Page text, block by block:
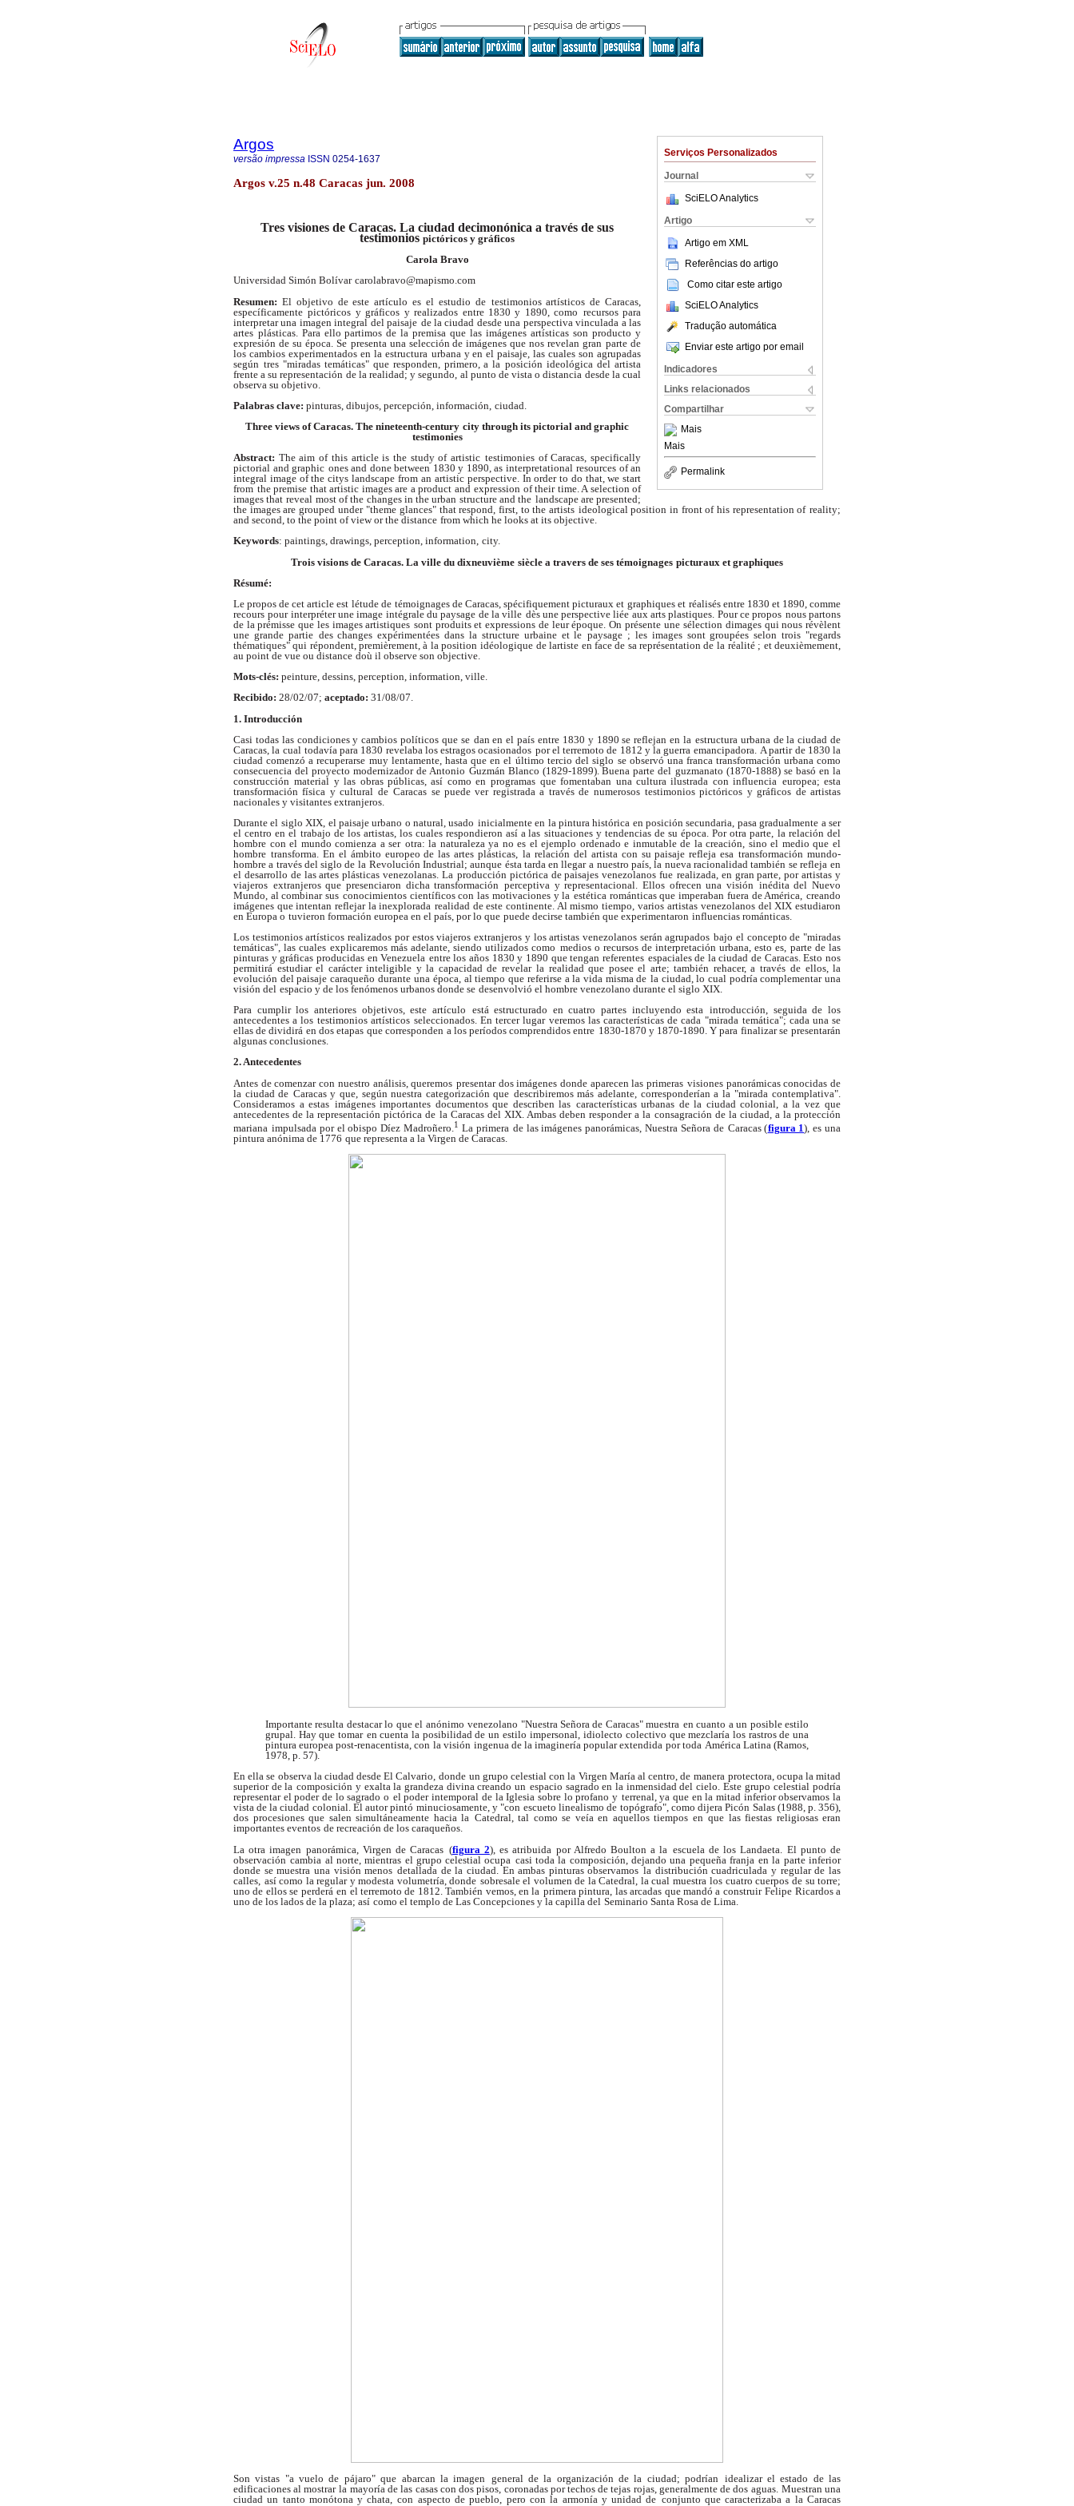
Serviços Personalizados
Journal
SciELO Analytics
Artigo
Artigo em XML
Referências do artigo
Como citar este artigo
SciELO Analytics
Tradução automática
Enviar este artigo por email
Indicadores
Links relacionados
Compartilhar
Mais
Mais
Permalink
Argos
versão impressa ISSN 0254-1637
Argos v.25 n.48 Caracas jun. 2008
Tres visiones de Caracas. La ciudad decimonónica a través de sus
testimonios pictóricos y gráficos
Carola Bravo
Universidad Simón Bolívar carolabravo@mapismo.com
Resumen: El objetivo de este artículo es el estudio de testimonios artísticos de Caracas,
específicamente pictóricos y gráficos y realizados entre 1830 y 1890, como recursos para
interpretar una imagen integral del paisaje de la ciudad desde una perspectiva vinculada a las
artes plásticas. Para ello partimos de la premisa que las imágenes artísticas son producto y
expresión de su época. Se presenta una selección de imágenes que nos revelan gran parte de
los cambios experimentados en la estructura urbana y en el paisaje, las cuales son agrupadas
según tres "miradas temáticas" que responden, primero, a la posición ideológica del artista
frente a su representación de la realidad; y segundo, al punto de vista o distancia desde la cual
observa su objetivo.
Palabras clave: pinturas, dibujos, percepción, información, ciudad.
Three views of Caracas. The nineteenth-century city through its pictorial and graphic
testimonies
Abstract: The aim of this article is the study of artistic testimonies of Caracas, specifically
pictorial and graphic ones and done between 1830 y 1890, as interpretational resources of an
integral image of the citys landscape from an artistic perspective. In order to do that, we start
from the premise that artistic images are a product and expression of their time. A selection of
images that reveal most of the changes in the urban structure and the landscape are presented;
the images are grouped under "theme glances" that respond, first, to the artists ideological position in front of his representation of reality;
and second, to the point of view or the distance from which he looks at its objective.
Keywords: paintings, drawings, perception, information, city.
Trois visions de Caracas. La ville du dixneuvième siècle a travers de ses témoignages picturaux et graphiques
Résumé:
Le propos de cet article est létude de témoignages de Caracas, spécifiquement picturaux et graphiques et réalisés entre 1830 et 1890, comme
recours pour interpréter une image intégrale du paysage de la ville dès une perspective liée aux arts plastiques. Pour ce propos nous partons
de la prémisse que les images artistiques sont produits et expressions de leur époque. On présente une sélection dimages qui nous révèlent
une grande partie des changes expérimentées dans la structure urbaine et le paysage ; les images sont groupées selon trois "regards
thématiques" qui répondent, premièrement, à la position idéologique de lartiste en face de sa représentation de la réalité ; et deuxièmement,
au point de vue ou distance doù il observe son objective.
Mots-clés: peinture, dessins, perception, information, ville.
Recibido: 28/02/07; aceptado: 31/08/07.
1. Introducción
Casi todas las condiciones y cambios políticos que se dan en el país entre 1830 y 1890 se reflejan en la estructura urbana de la ciudad de
Caracas, la cual todavía para 1830 revelaba los estragos ocasionados por el terremoto de 1812 y la guerra emancipadora. A partir de 1830 la
ciudad comenzó a recuperarse muy lentamente, hasta que en el último tercio del siglo se observó una franca transformación urbana como
consecuencia del proyecto modernizador de Antonio Guzmán Blanco (1829-1899). Buena parte del guzmanato (1870-1888) se basó en la
construcción material y las obras públicas, así como en programas que fomentaban una cultura ilustrada con influencia europea; esta
transformación física y cultural de Caracas se puede ver registrada a través de numerosos testimonios pictóricos y gráficos de artistas
nacionales y visitantes extranjeros.
Durante el siglo XIX, el paisaje urbano o natural, usado inicialmente en la pintura histórica en posición secundaria, pasa gradualmente a ser
el centro en el trabajo de los artistas, los cuales respondieron así a las situaciones y tendencias de su época. Por otra parte, la relación del
hombre con el mundo comienza a ser otra: la naturaleza ya no es el ejemplo ordenado e inmutable de la creación, sino el medio que el
hombre transforma. En el ámbito europeo de las artes plásticas, la relación del artista con su paisaje refleja esa transformación mundo-
hombre a través del siglo de la Revolución Industrial; aunque ésta tarda en llegar a nuestro país, la nueva racionalidad también se refleja en
el desarrollo de las artes plásticas venezolanas. La producción pictórica de paisajes venezolanos fue realizada, en gran parte, por artistas y
viajeros extranjeros que presenciaron dicha transformación perceptiva y representacional. Ellos ofrecen una visión inédita del Nuevo
Mundo, al combinar sus conocimientos científicos con las motivaciones y la estética románticas que imperaban fuera de América,
creando
imágenes que intentan reflejar la inexplorada realidad de este continente. Al mismo tiempo, varios artistas venezolanos del XIX estudiaron
en Europa o tuvieron formación europea en el país, por lo que puede decirse también que experimentaron influencias románticas.
Los testimonios artísticos realizados por estos viajeros extranjeros y los artistas venezolanos serán agrupados bajo el concepto de "miradas
temáticas", las cuales explicaremos más adelante, siendo utilizados como medios o recursos de interpretación urbana, esto es, parte de las
pinturas y gráficas producidas en Venezuela entre los años 1830 y 1890 que tengan referentes espaciales de la ciudad de Caracas. Esto nos
permitirá estudiar el carácter inteligible y la capacidad de revelar la realidad que posee el arte; también rehacer, a través de ellos, la
evolución del paisaje caraqueño durante una época, al tiempo que referirse a la vida misma de la ciudad, lo cual podría complementar una
visión del espacio y de los fenómenos urbanos donde se desenvolvió el hombre venezolano durante el siglo XIX.
Para cumplir los anteriores objetivos, este artículo está estructurado en cuatro partes incluyendo esta introducción, seguida de los
antecedentes a los testimonios artísticos seleccionados. En tercer lugar veremos las características de cada "mirada temática"; cada una se
ellas de dividirá en dos etapas que corresponden a los períodos comprendidos entre 1830-1870 y 1870-1890. Y para finalizar se presentarán
algunas conclusiones.
2. Antecedentes
Antes de comenzar con nuestro análisis, queremos presentar dos imágenes donde aparecen las primeras visiones panorámicas conocidas de
la ciudad de Caracas y que, según nuestra categorización que describiremos más adelante, corresponderían a la "mirada contemplativa".
Consideramos a estas imágenes importantes documentos que describen las características urbanas de la ciudad colonial, a la vez que
antecedentes de la representación pictórica de la Caracas del XIX. Ambas deben responder a la consagración de la ciudad, a la protección
mariana impulsada por el obispo Díez Madroñero. 1 La primera de las imágenes panorámicas, Nuestra Señora de Caracas (figura 1), es una
pintura anónima de 1776 que representa a la Virgen de Caracas.
Importante resulta destacar lo que el anónimo venezolano "Nuestra Señora de Caracas" muestra en cuanto a un posible estilo
grupal. Hay que tomar en cuenta la posibilidad de un estilo impersonal, idiolecto colectivo que mezclaría los rastros de una
pintura europea post-renacentista, con la visión ingenua de la imaginería popular extendida por toda América Latina (Ramos,
1978, p. 57).
En ella se observa la ciudad desde El Calvario, donde un grupo celestial con la Virgen María al centro, de manera protectora, ocupa la mitad
superior de la composición y exalta la grandeza divina creando un espacio sagrado en la inmensidad del cielo. Este grupo celestial podría
representar el poder de lo sagrado o el poder intemporal de la Iglesia sobre lo profano y terrenal, ya que en la mitad inferior observamos la
vista de la ciudad colonial. El autor pintó minuciosamente, y "con escueto linealismo de topógrafo", como dijera Picón Salas (1988, p. 356),
dos procesiones que salen simultáneamente hacia la Catedral, tal como se veía en aquellos tiempos en que las fiestas religiosas eran
importantes eventos de recreación de los caraqueños.
La otra imagen panorámica, Virgen de Caracas (figura 2), es atribuida por Alfredo Boulton a la escuela de los Landaeta. El punto de
observación cambia al norte, mientras el grupo celestial ocupa casi toda la composición, dejando una pequeña franja en la parte inferior
donde se muestra una visión menos detallada de la ciudad. En ambas pinturas observamos la distribución cuadriculada y regular de las
calles, así como la regular y modesta volumetría, donde sobresale el volumen de la Catedral, la cual muestra los cuatro cuerpos de su torre;
uno de ellos se perderá en el terremoto de 1812. También vemos, en la primera pintura, las arcadas que mandó a construir Felipe Ricardos a
uno de los lados de la plaza; así como el templo de Las Concepciones y la capilla del Seminario Santa Rosa de Lima.
Son vistas "a vuelo de pájaro" que abarcan la imagen general de la organización de la ciudad; podrían idealizar el estado de las
edificaciones al mostrar la mayoría de las casas con dos pisos, coronadas por techos de tejas rojas, generalmente de dos aguas. Muestran una
ciudad un tanto monótona y chata, con aspecto de pueblo, pero con la armonía y unidad de conjunto que caracterizaba a la Caracas